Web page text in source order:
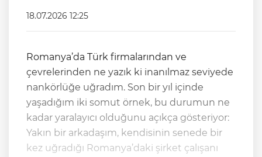
18.07.2026 12:25
​Romanya’da Türk firmalarından ve
çevrelerinden ne yazık ki inanılmaz seviyede
nankörlüğe uğradım. Son bir yıl içinde
yaşadığım iki somut örnek, bu durumun ne
kadar yaralayıcı olduğunu açıkça gösteriyor: ​
Yakın bir arkadaşım, kendisinin senede bir
kez uğradığı Romanya’daki şirket çalışanı